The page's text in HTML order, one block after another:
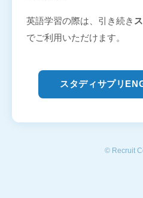
英語学習の際は、引き続き
でご利用いただけます。
スタディサプリ
© Recruit